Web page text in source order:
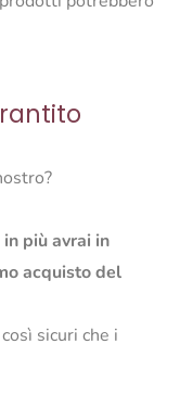
più avrai in
acquisto del
sicuri che i